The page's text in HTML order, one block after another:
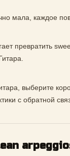
мала, каждое
превратить
выберите
с обратной